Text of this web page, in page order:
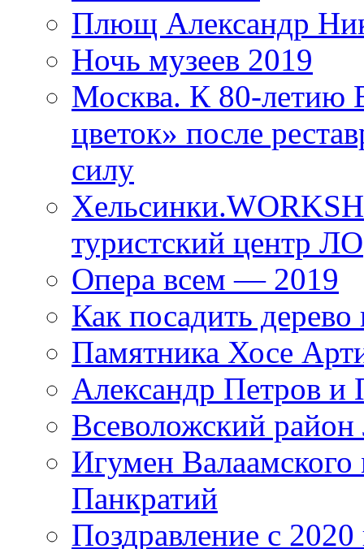
Плющ Александр
Ночь музеев 2019
Москва. К 80-
цветок» после
силу
туристский центр ЛО
Опера всем — 2019
Как посадить дерево
Памятника Хосе
Александр Петров и
Всеволожский район
Игумен
Панкратий
Поздравление с 2020